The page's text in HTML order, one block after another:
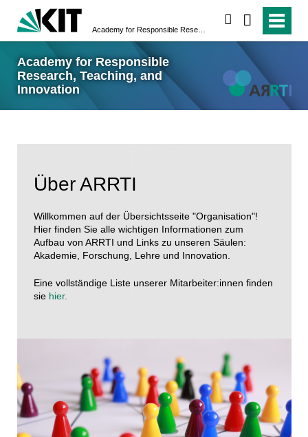
Academy for Responsible
Research, Teaching, and
Innovation
Über ARRTI
Willkommen auf der Übersichtsseite "Organisation"!
Hier finden Sie alle wichtigen Informationen zum
Aufbau von ARRTI und Links zu unseren Säulen:
Akademie, Forschung, Lehre und Innovation.
Eine vollständige Liste unserer Mitarbeiter:innen finden
sie hier.